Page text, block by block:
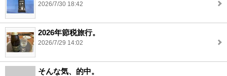
2026/7/30 18:42
2026年節税旅行。
2026/7/29 14:02
そんな気、的中。